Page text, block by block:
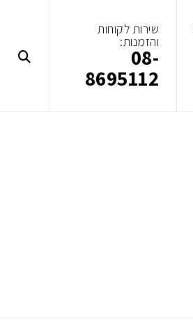
שירות לקוחות
והזמנות:
08-
8695112